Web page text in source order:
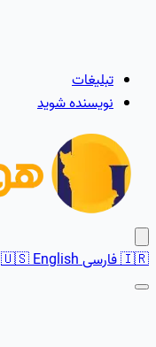
تبلیغات
نویسنده شوید
🇮🇷فارسی 🇺🇸English